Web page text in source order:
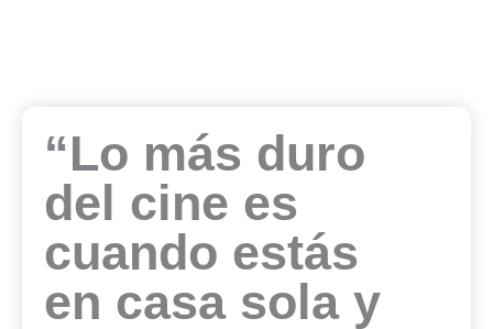
“Lo más duro
del cine es
cuando estás
en casa sola y